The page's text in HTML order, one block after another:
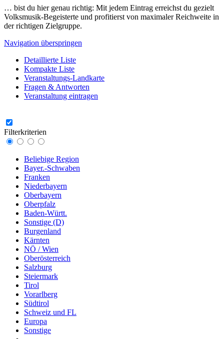
… bist du hier genau richtig: Mit jedem Eintrag erreichst du gezielt
Volksmusik-Begeisterte und profitierst von maximaler Reichweite in
der richtigen Zielgruppe.
Navigation überspringen
Detaillierte Liste
Kompakte Liste
Veranstaltungs-Landkarte
Fragen & Antworten
Veranstaltung eintragen
Filterkriterien
Beliebige Region
Bayer.-Schwaben
Franken
Niederbayern
Oberbayern
Oberpfalz
Baden-Württ.
Sonstige (D)
Burgenland
Kärnten
NÖ / Wien
Oberösterreich
Salzburg
Steiermark
Tirol
Vorarlberg
Südtirol
Schweiz und FL
Europa
Sonstige